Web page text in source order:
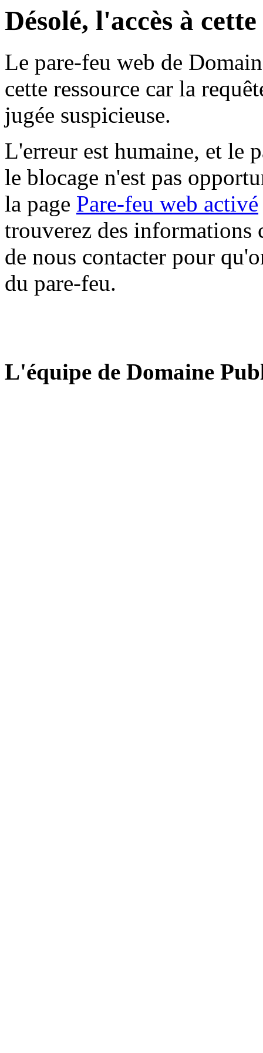
Désolé, l'accès à
Le pare-feu web de
cette ressource car la
jugée suspicieuse.
L'erreur est humaine, et le
le blocage n'est pas
la page Pare-feu web activé
trouverez des informations
de nous contacter pour
du pare-feu.
L'équipe de Domaine